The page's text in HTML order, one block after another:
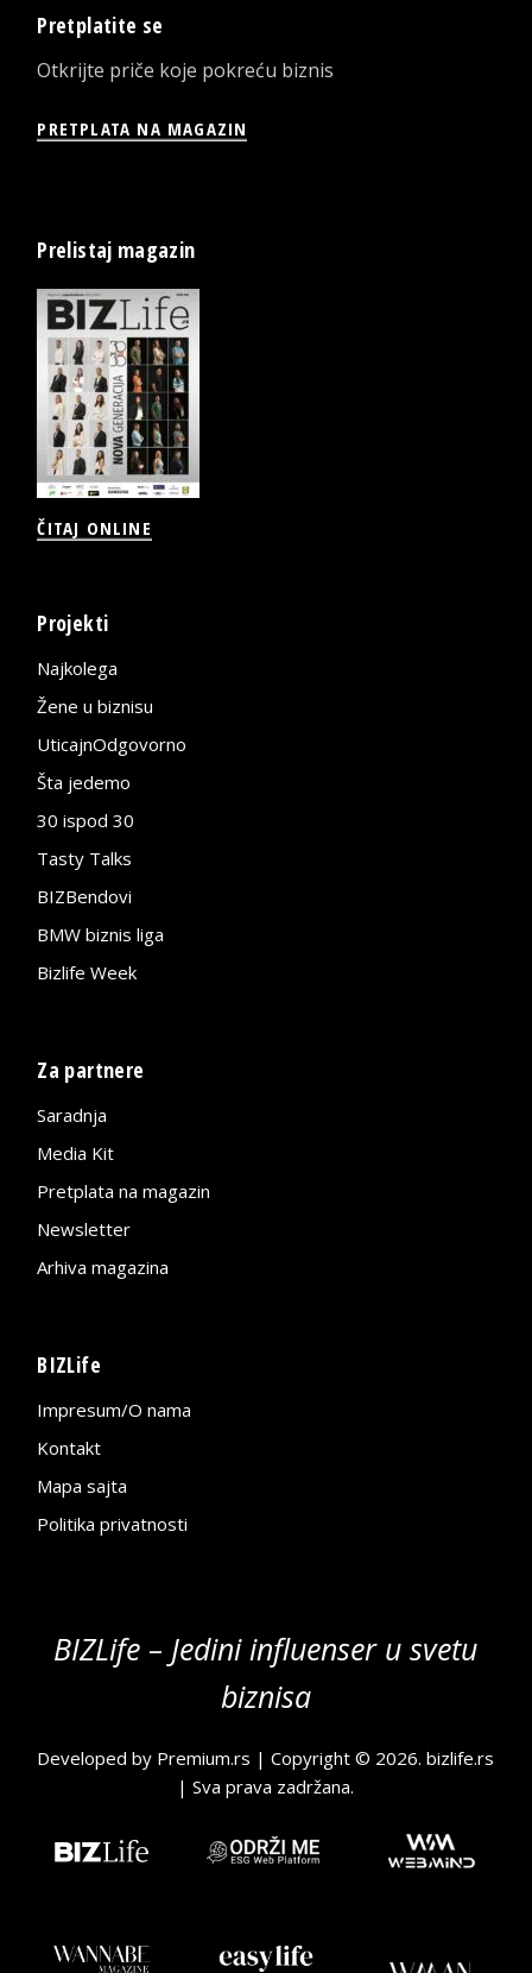
Pretplatite se
Otkrijte priče koje pokreću biznis
PRETPLATA NA MAGAZIN
Prelistaj magazin
ČITAJ ONLINE
Projekti
Najkolega
Žene u biznisu
UticajnOdgovorno
Šta jedemo
30 ispod 30
Tasty Talks
BIZBendovi
BMW biznis liga
Bizlife Week
Za partnere
Saradnja
Media Kit
Pretplata na magazin
Newsletter
Arhiva magazina
BIZLife
Impresum/O nama
Kontakt
Mapa sajta
Politika privatnosti
BIZLife – Jedini influenser u svetu
biznisa
Developed by Premium.rs | Copyright © 2026.bizlife.rs
| Sva prava zadržana.